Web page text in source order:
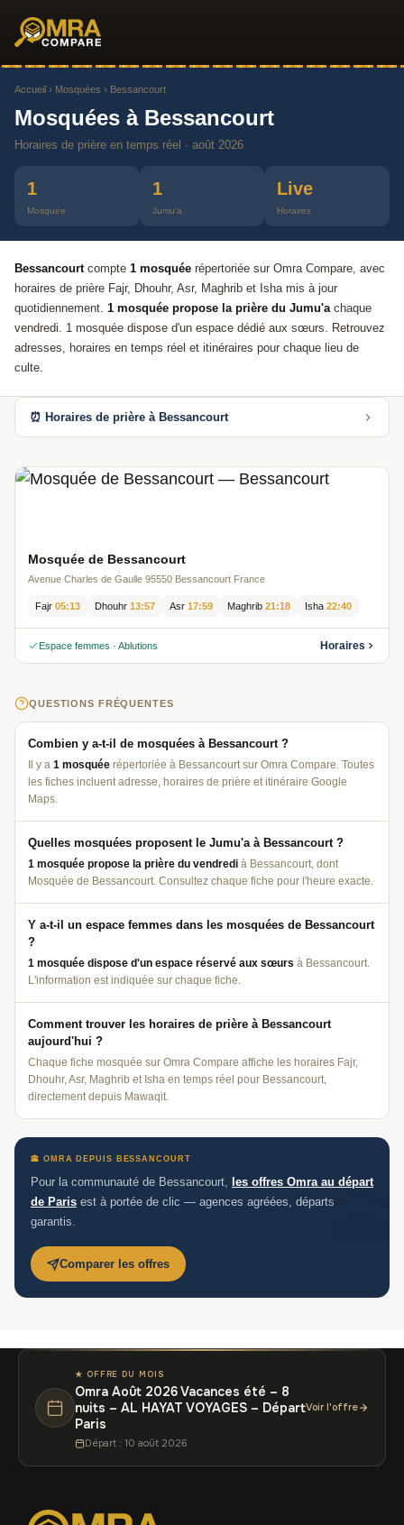
Accueil › Mosquées › Bessancourt
Mosquées à Bessancourt
Horaires de prière en temps réel · août 2026
1
Mosquée
1
Jumu'a
Live
Horaires
Bessancourtcompte 1 mosquée répertoriée sur Omra Compare, avec
horaires de prière Fajr, Dhouhr, Asr, Maghrib et Isha mis à jour
quotidiennement. 1 mosquée propose la prière du Jumu'achaque
vendredi. 1 mosquée dispose d'un espace dédié aux sœurs. Retrouvez
adresses, horaires en temps réel et itinéraires pour chaque lieu de
culte.
⏰ Horaires de prière à Bessancourt
Mosquée de Bessancourt
Avenue Charles de Gaulle 95550 Bessancourt France
Fajr 05:13 Dhouhr 13:57 Asr 17:59 Maghrib 21:18 Isha 22:40
Espace femmes · Ablutions Horaires
QUESTIONS FRÉQUENTES
Combien y a-t-il de mosquées à Bessancourt ?
Il y a 1 mosquée répertoriée à Bessancourt sur Omra Compare. Toutes
les fiches incluent adresse, horaires de prière et itinéraire Google
Maps.
Quelles mosquées proposent le Jumu'a à Bessancourt ?
1 mosquée propose la prière du vendredi à Bessancourt, dont
Mosquée de Bessancourt. Consultez chaque fiche pour l'heure exacte.
Y a-t-il un espace femmes dans les mosquées de Bessancourt
?
1 mosquée dispose d'un espace réservé aux sœurs à Bessancourt.
L'information est indiquée sur chaque fiche.
Comment trouver les horaires de prière à Bessancourt
aujourd'hui ?
Chaque fiche mosquée sur Omra Compare affiche les horaires Fajr,
Dhouhr, Asr, Maghrib et Isha en temps réel pour Bessancourt,
directement depuis Mawaqit.
🕋 OMRA DEPUIS BESSANCOURT
Pour la communauté de Bessancourt, les offres Omra au départ
de Paris est à portée de clic — agences agréées, départs
garantis.
Comparer les offres
★ OFFRE DU MOIS
Omra Août 2026 Vacances été – 8
nuits – AL HAYAT VOYAGES – Départ
Paris
Départ : 10 août 2026
Voir l'offre
🕌 Un avis Google, ça fait toute la différence —
barakAllahu fik